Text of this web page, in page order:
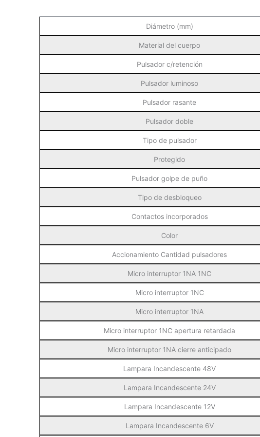
Diámetro (mm)
Material del cuerpo
Pulsador c/retención
Pulsador luminoso
Pulsador rasante
Pulsador doble
Tipo de pulsador
Protegido
Pulsador golpe de puño
Tipo de desbloqueo
Contactos incorporados
Color
Accionamiento Cantidad pulsadores
Micro interruptor 1NA 1NC
Micro interruptor 1NC
Micro interruptor 1NA
Micro interruptor 1NC apertura retardada
Micro interruptor 1NA cierre anticipado
Lampara Incandescente 48V
Lampara Incandescente 24V
Lampara Incandescente 12V
Lampara Incandescente 6V